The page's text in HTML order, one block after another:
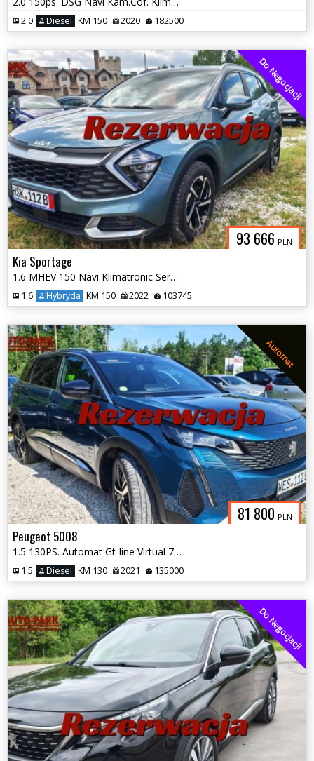
2.0 Diesel KM 150 2020 182500
93 666 PLN
Do Negocjacji
Kia Sportage
1.6 MHEV 150 Navi Klimatronic Serwis 202
1.6 Hybryda KM 150 2022 103745
81 800 PLN
Automat
Peugeot 5008
1.5 130PS. Automat Gt-line Virtual 7-osób Full Serwis 2021
1.5 Diesel KM 130 2021 135000
Do Negocjacji